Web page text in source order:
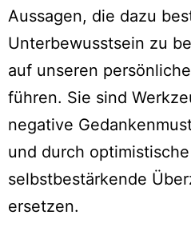
Aussagen, die dazu
Unterbewusstsein zu
auf unseren
führen. Sie sind
negative
und durch
selbstbestärkende
ersetzen.